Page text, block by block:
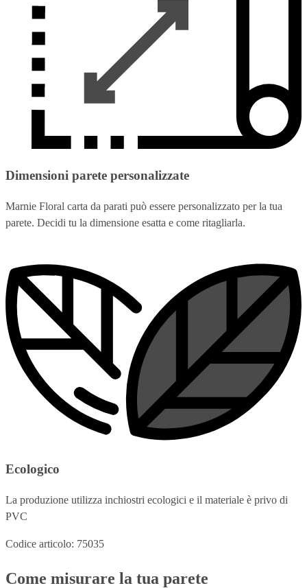
Dimensioni parete personalizzate
Marnie Floral carta da parati può essere personalizzato per la tua
parete. Decidi tu la dimensione esatta e come ritagliarla.
Ecologico
La produzione utilizza inchiostri ecologici e il materiale è privo di
PVC
Codice articolo: 75035
Come misurare la tua parete